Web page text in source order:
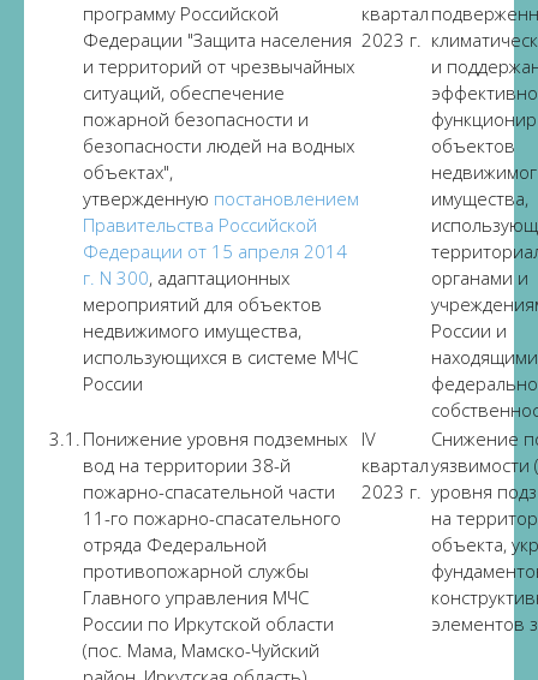
программу Российской
Федерации "Защита населения
и территорий от чрезвычайных
ситуаций, обеспечение
пожарной безопасности и
безопасности людей на водных
объектах",
утвержденную постановлением
Правительства Российской
Федерации от 15 апреля 2014
г. N 300, адаптационных
мероприятий для объектов
недвижимого имущества,
использующихся в системе МЧС
России
квартал
2023 г.
и
объектов
имущества,
органами и
России и
3.1. Понижение уровня подземных
вод на территории 38-й
пожарно-спасательной части
11-го пожарно-спасательного
отряда Федеральной
противопожарной службы
Главного управления МЧС
России по Иркутской области
(пос. Мама, Мамско-Чуйский
IV
квартал
2023 г.
Снижение
уровня
на
объекта,
элементов